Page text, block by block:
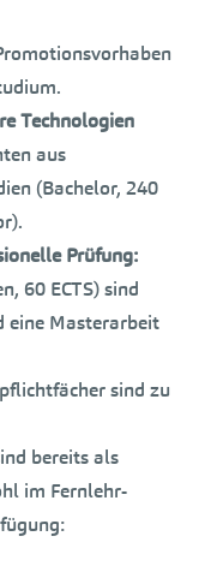
Technologien
aus
(Bachelor, 240
Prüfung:
60 ECTS) sind
eine Masterarbeit
sind zu
bereits als
im Fernlehr-